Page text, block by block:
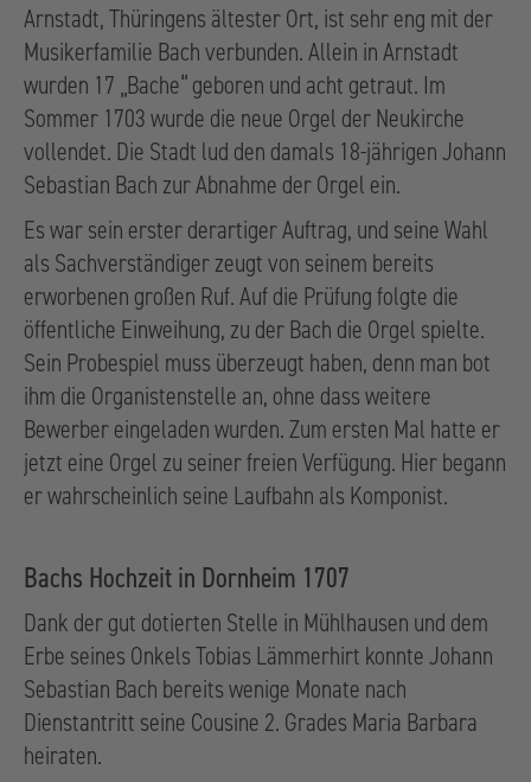
Arnstadt, Thüringens ältester Ort, ist sehr eng mit der
Musikerfamilie Bach verbunden. Allein in Arnstadt
wurden 17 „Bache“ geboren und acht getraut. Im
Sommer 1703 wurde die neue Orgel der Neukirche
vollendet. Die Stadt lud den damals 18-jährigen Johann
Sebastian Bach zur Abnahme der Orgel ein.
Es war sein erster derartiger Auftrag, und seine Wahl
als Sachverständiger zeugt von seinem bereits
erworbenen großen Ruf. Auf die Prüfung folgte die
öffentliche Einweihung, zu der Bach die Orgel spielte.
Sein Probespiel muss überzeugt haben, denn man bot
ihm die Organistenstelle an, ohne dass weitere
Bewerber eingeladen wurden. Zum ersten Mal hatte er
jetzt eine Orgel zu seiner freien Verfügung. Hier begann
er wahrscheinlich seine Laufbahn als Komponist.
Bachs Hochzeit in Dornheim 1707
Dank der gut dotierten Stelle in Mühlhausen und dem
Erbe seines Onkels Tobias Lämmerhirt konnte Johann
Sebastian Bach bereits wenige Monate nach
Dienstantritt seine Cousine 2. Grades Maria Barbara
heiraten.